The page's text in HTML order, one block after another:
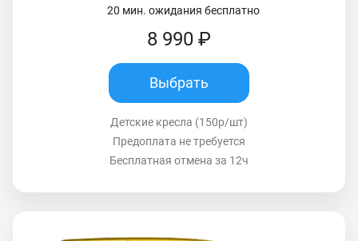
20 мин. ожидания бесплатно
8 990 ₽
Выбрать
Детские кресла (150р/шт)
Предоплата не требуется
Бесплатная отмена за 12ч